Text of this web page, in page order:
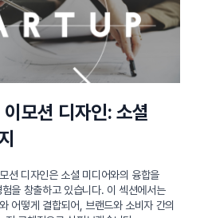
모션 디자인: 소셜
션 디자인은 소셜 미디어와의 융합을
을 창출하고 있습니다. 이 섹션에서는
어떻게 결합되어, 브랜드와 소비자 간의